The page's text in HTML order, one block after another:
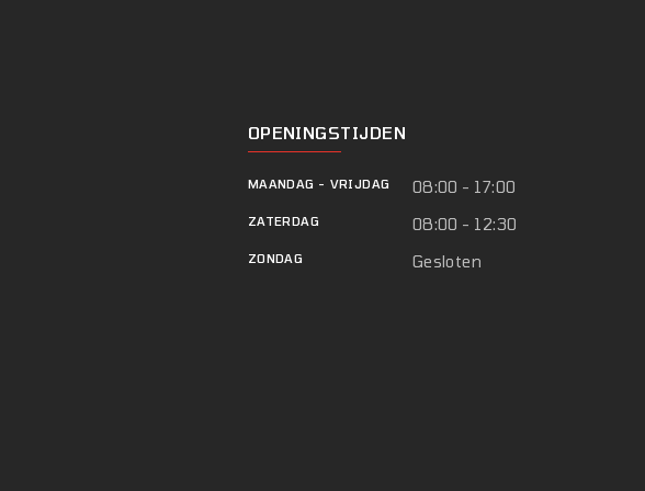
OPENINGSTIJDEN
MAANDAG - VRIJDAG 08:00 - 17:00
ZATERDAG 08:00 - 12:30
ZONDAG Gesloten